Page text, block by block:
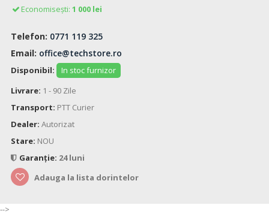
Economisești: 1 000 lei
Telefon: 0771 119 325
Email: office@techstore.ro
Disponibil:
In stoc furnizor
Livrare: 1 - 90 Zile
Transport: PTT Curier
Dealer: Autorizat
Stare: NOU
Garanție: 24 luni
Adauga la lista dorintelor
-->